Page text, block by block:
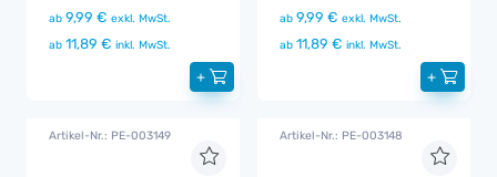
ab 9,99 € exkl. MwSt.
ab 11,89 € inkl. MwSt.
+
ab 9,99 € exkl. MwSt.
ab 11,89 € inkl. MwSt.
+
Artikel-Nr.: PE-003149 Artikel-Nr.: PE-003148